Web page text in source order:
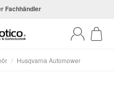
Fachhändler
/ Husqvarna Automower